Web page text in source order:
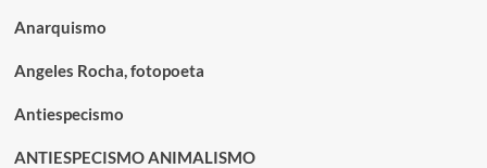
Anarquismo
Angeles Rocha, fotopoeta
Antiespecismo
ANTIESPECISMO ANIMALISMO